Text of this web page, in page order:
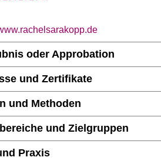
oder Approbation
und Zertifikate
und Methoden
und Zielgruppen
Praxis